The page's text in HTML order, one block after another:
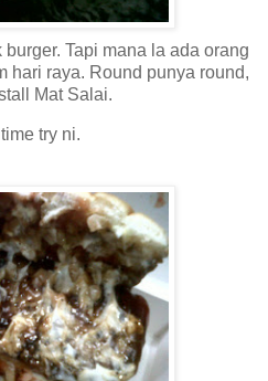
Tapi mana la ada orang
hari raya. Round punya round,
Mat Salai.
try ni.